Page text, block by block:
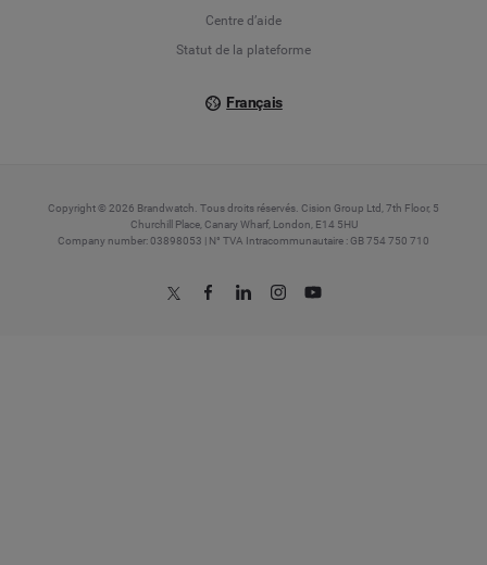
Centre d’aide
Statut de la plateforme
Français
Copyright © 2026 Brandwatch. Tous droits réservés. Cision Group Ltd, 7th Floor, 5
Churchill Place, Canary Wharf, London, E14 5HU
Company number: 03898053 | N° TVA Intracommunautaire : GB 754 750 710